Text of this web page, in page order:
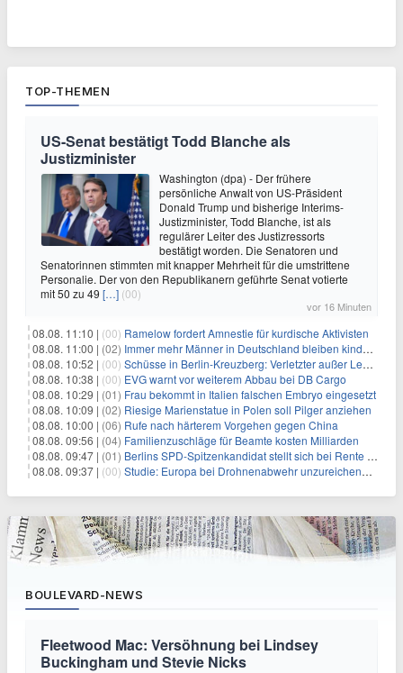
TOP-THEMEN
US-Senat bestätigt Todd Blanche als
Justizminister
Washington (dpa) - Der frühere
persönliche Anwalt von US-Präsident
Donald Trump und bisherige Interims-
Justizminister, Todd Blanche, ist als
regulärer Leiter des Justizressorts
bestätigt worden. Die Senatoren und
Senatorinnen stimmten mit knapper Mehrheit für die umstrittene
Personalie. Der von den Republikanern geführte Senat votierte
mit 50 zu 49 […] (00)
vor 16 Minuten
08.08. 11:10 | (00) Ramelow fordert Amnestie für kurdische Aktivisten
08.08. 11:00 | (02) Immer mehr Männer in Deutschland bleiben kinderlos
08.08. 10:52 | (00) Schüsse in Berlin-Kreuzberg: Verletzter außer Lebensgefahr
08.08. 10:38 | (00) EVG warnt vor weiterem Abbau bei DB Cargo
08.08. 10:29 | (01) Frau bekommt in Italien falschen Embryo eingesetzt
08.08. 10:09 | (02) Riesige Marienstatue in Polen soll Pilger anziehen
08.08. 10:00 | (06) Rufe nach härterem Vorgehen gegen China
08.08. 09:56 | (04) Familienzuschläge für Beamte kosten Milliarden
08.08. 09:47 | (01) Berlins SPD-Spitzenkandidat stellt sich bei Rente mit 63 quer
08.08. 09:37 | (00) Studie: Europa bei Drohnenabwehr unzureichend vorbereitet
BOULEVARD-NEWS
Fleetwood Mac: Versöhnung bei Lindsey
Buckingham und Stevie Nicks